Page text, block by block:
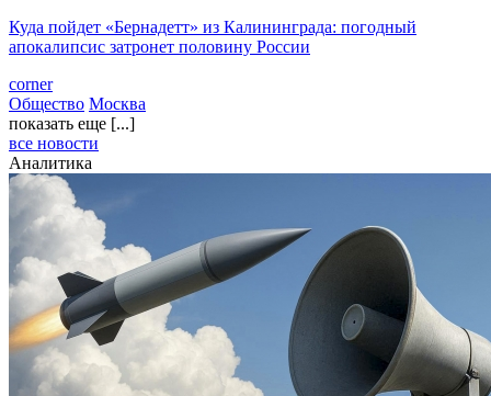
Куда пойдет «Бернадетт» из Калининграда: погодный
апокалипсис затронет половину России
corner
Общество Москва
показать еще [...]
все новости
Аналитика